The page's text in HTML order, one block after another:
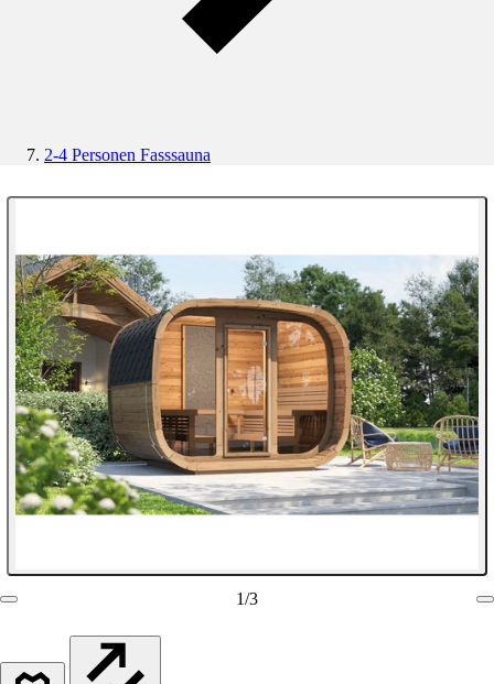
2-4 Personen Fasssauna
1/3